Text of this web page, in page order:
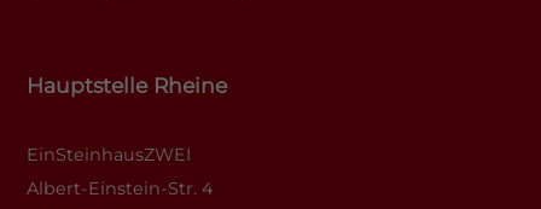
Hauptstelle Rheine
EinSteinhausZWEI
Albert-Einstein-Str. 4